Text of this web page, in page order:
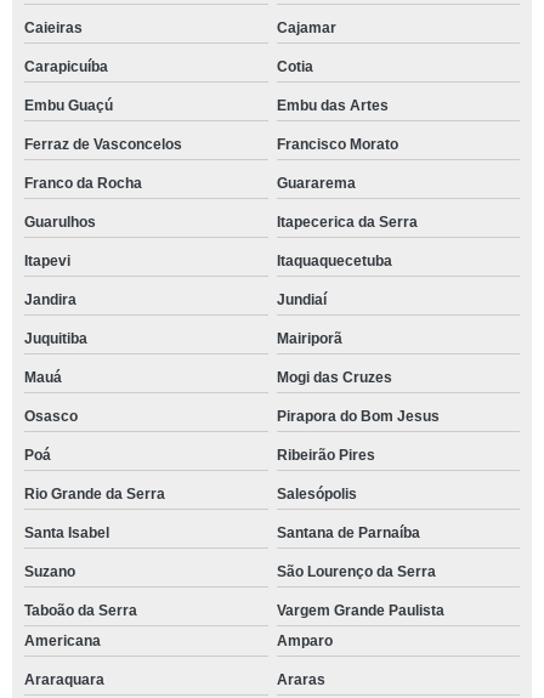
Caieiras Cajamar
Carapicuíba Cotia
Embu Guaçú Embu das Artes
Ferraz de Vasconcelos Francisco Morato
Franco da Rocha Guararema
Guarulhos Itapecerica da Serra
Itapevi Itaquaquecetuba
Jandira Jundiaí
Juquitiba Mairiporã
Mauá Mogi das Cruzes
Osasco Pirapora do Bom Jesus
Poá Ribeirão Pires
Rio Grande da Serra Salesópolis
Santa Isabel Santana de Parnaíba
Suzano São Lourenço da Serra
Taboão da Serra
Vargem Grande Paulista
Americana
Amparo
Araraquara Araras